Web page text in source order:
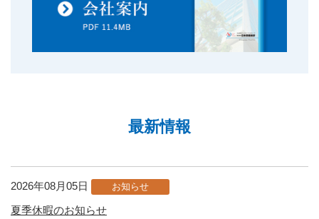
最新情報
2026年08月05日 お知らせ
夏季休暇のお知らせ